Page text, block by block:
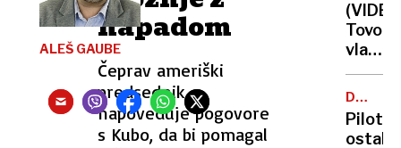
napadom
Čeprav ameriški
predsednik
napoveduje pogovore
s Kubo, da bi pomagal
ALEŠ GAUBE
naj
bi
brat
in
očim
vlak
rdečo
luč
in
DOSJEJI
O
NLP
Pilot
ostal